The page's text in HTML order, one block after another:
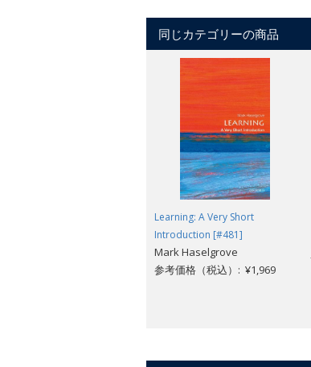
同じカテゴリーの商品
Learning: A Very Short
Introduction [#481]
Mark Haselgrove
参考価格（税込）: ¥1,969